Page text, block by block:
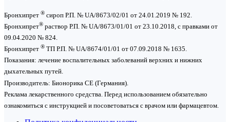
Бронхипрет ® сироп Р.П. № UA/8673/02/01 от 24.01.2019 № 192.
Бронхипрет® раствор Р.П. № UA/8673/01/01 от 23.10.2018, с правками от
09.04.2020 № 824.
Бронхипрет ® ТП Р.П. № UA/8674/01/01 от 07.09.2018 № 1635.
Показания: лечение воспалительных заболеваний верхних и нижних
дыхательных путей.
Производитель: Бионорика СЕ (Германия).
Реклама лекарственного средства. Перед использованием обязательно
ознакомиться с инструкцией и посоветоваться с врачом или фармацевтом.